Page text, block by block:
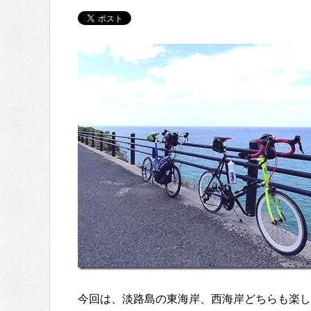
今回は、淡路島の東海岸、西海岸どちらも楽